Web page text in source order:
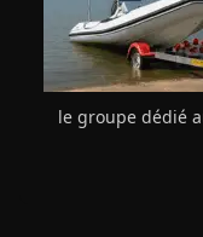
le groupe dédié